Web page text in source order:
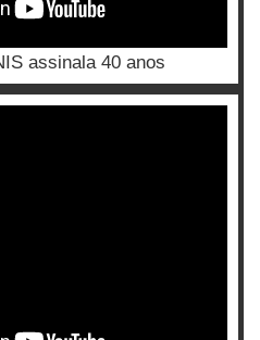
assinala 40 anos